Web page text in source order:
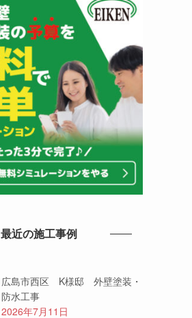
最近の施工事例
広島市西区 K様邸 外壁塗装・
防水工事
2026年7月11日